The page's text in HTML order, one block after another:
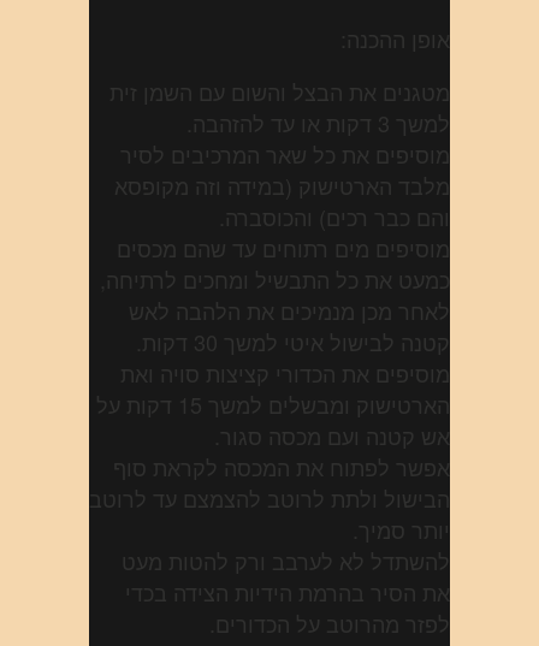
אופן ההכנה:
מטגנים את הבצל והשום עם השמן זית
למשך 3 דקות או עד להזהבה.
מוסיפים את כל שאר המרכיבים לסיר
מלבד הארטישוק (במידה וזה מקופסא
והם כבר רכים) והכוסברה.
מוסיפים מים רתוחים עד שהם מכסים
כמעט את כל התבשיל ומחכים לרתיחה,
לאחר מכן מנמיכים את הלהבה לאש
קטנה לבישול איטי למשך 30 דקות.
מוסיפים את הכדורי קציצות סויה ואת
הארטישוק ומבשלים למשך 15 דקות על
אש קטנה ועם מכסה סגור.
אפשר לפתוח את המכסה לקראת סוף
הבישול ולתת לרוטב להצמצם עד לרוטב
יותר סמיך.
להשתדל לא לערבב ורק להטות מעט
את הסיר בהרמת הידיות הצידה בכדי
לפזר מהרוטב על הכדורים.